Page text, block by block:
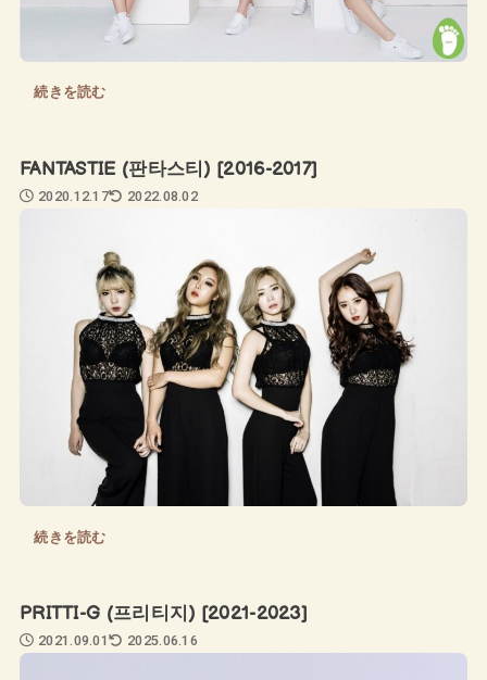
続きを読む
FANTASTIE (판타스티) [2016-2017]
2020.12.17 2022.08.02
続きを読む
PRITTI-G (프리티지) [2021-2023]
2021.09.01 2025.06.16